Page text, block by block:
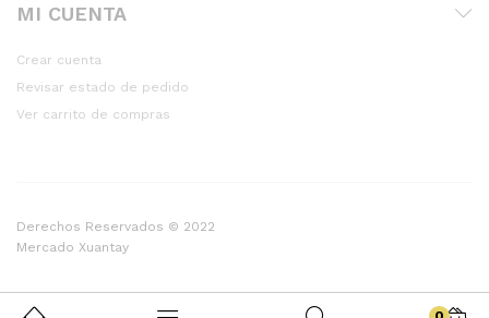
MI CUENTA
Crear cuenta
Revisar estado de pedido
Ver carrito de compras
Derechos Reservados © 2022
Mercado Xuantay